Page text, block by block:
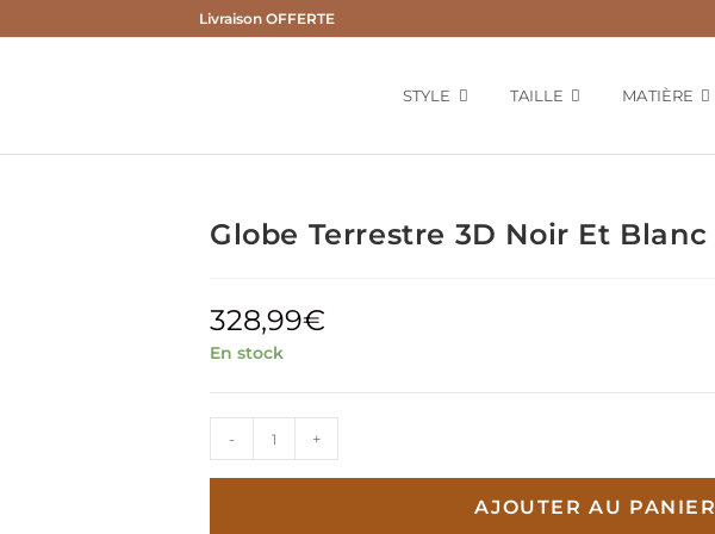
Livraison OFFERTE
STYLE TAILLE MATIÈRE
Globe Terrestre 3D Noir Et Blanc
328,99€
En stock
quantité
de
- +
AJOUTER AU PANIER